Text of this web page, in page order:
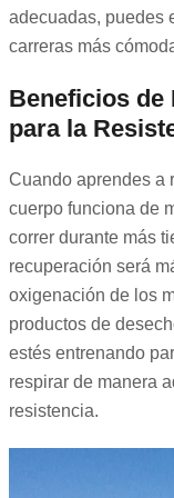
adecuadas, puedes
carreras más
Beneficios de
para la
Cuando aprendes a
cuerpo funciona de
correr durante más
recuperación será
oxigenación de los
productos de
estés entrenando
respirar de manera
resistencia.